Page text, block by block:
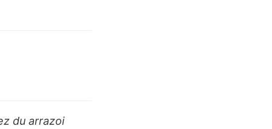
du arrazoi